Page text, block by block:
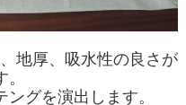
地厚、吸水性の良さが
グを演出します。